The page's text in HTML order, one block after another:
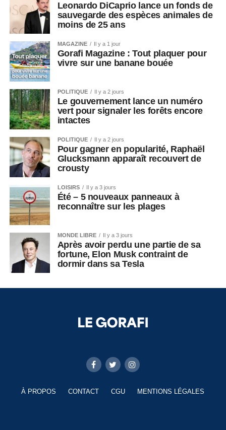
Leonardo DiCaprio lance un fonds de
sauvegarde des espèces animales de
moins de 25 ans
MAGAZINE Il y a 1 jour
Gorafi Magazine : Tout plaquer pour
vivre sur une banane bouée
POLITIQUE Il y a 2 jours
Le gouvernement lance un numéro
vert pour signaler les forêts encore
intactes
POLITIQUE Il y a 2 jours
Pour gagner en popularité, Raphaël
Glucksmann apparaît recouvert de
crousty
LOISIRS Il y a 3 jours
Été – 5 nouveaux panneaux à
reconnaître sur les plages
MONDE LIBRE Il y a 3 jours
Après avoir perdu une partie de sa
fortune, Elon Musk contraint de
dormir dans sa Tesla
À PROPOS CONTACT CGU MENTIONS LÉGALES